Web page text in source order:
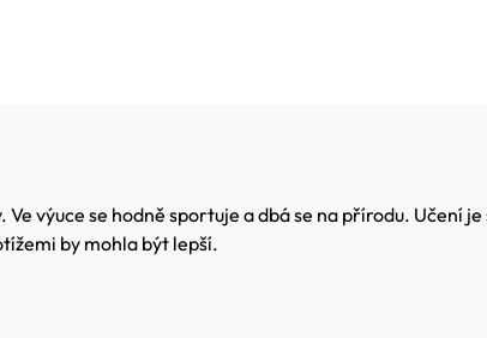
výuce se hodně sportuje a dbá se na přírodu. Učení
by mohla být lepší.